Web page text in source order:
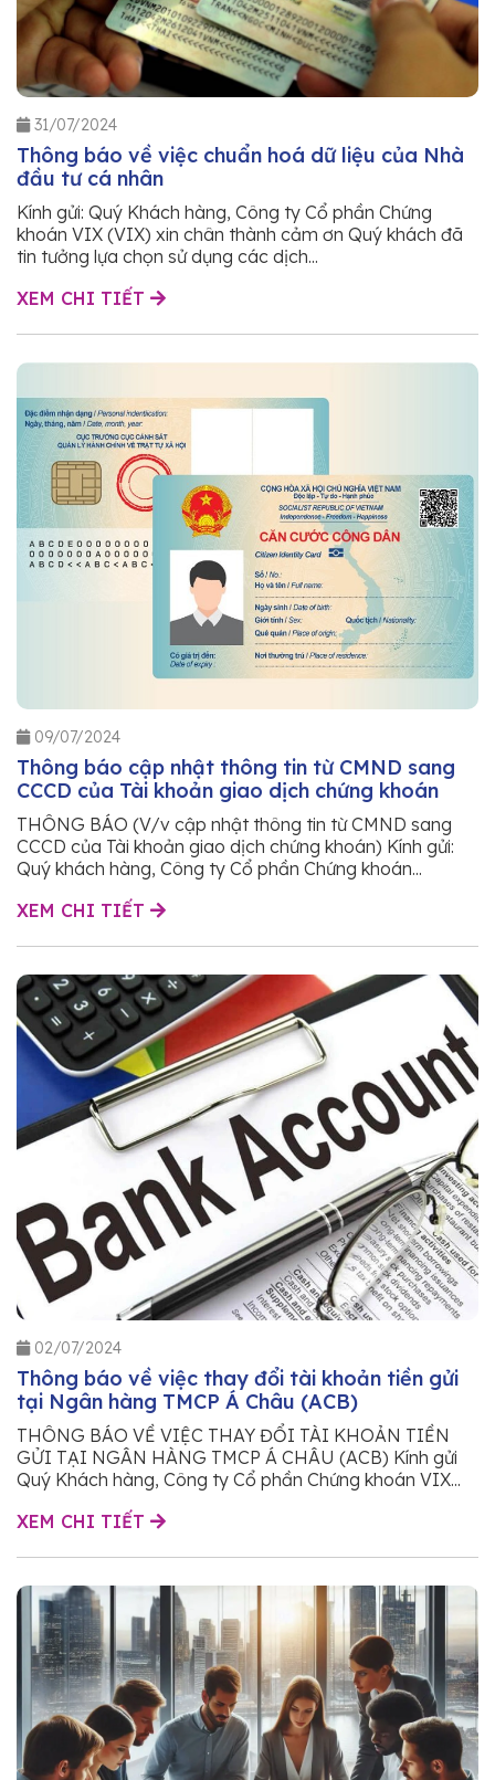
31/07/2024
Thông báo về việc chuẩn hoá dữ liệu của Nhà
đầu tư cá nhân
Kính gửi: Quý Khách hàng, Công ty Cổ phần Chứng
khoán VIX (VIX) xin chân thành cảm ơn Quý khách đã
tin tưởng lựa chọn sử dụng các dịch...
XEM CHI TIẾT
09/07/2024
Thông báo cập nhật thông tin từ CMND sang
CCCD của Tài khoản giao dịch chứng khoán
THÔNG BÁO (V/v cập nhật thông tin từ CMND sang
CCCD của Tài khoản giao dịch chứng khoán) Kính gửi:
Quý khách hàng, Công ty Cổ phần Chứng khoán...
XEM CHI TIẾT
02/07/2024
Thông báo về việc thay đổi tài khoản tiền gửi
tại Ngân hàng TMCP Á Châu (ACB)
THÔNG BÁO VỀ VIỆC THAY ĐỔI TÀI KHOẢN TIỀN
GỬI TẠI NGÂN HÀNG TMCP Á CHÂU (ACB) Kính gửi
Quý Khách hàng, Công ty Cổ phần Chứng khoán VIX...
XEM CHI TIẾT